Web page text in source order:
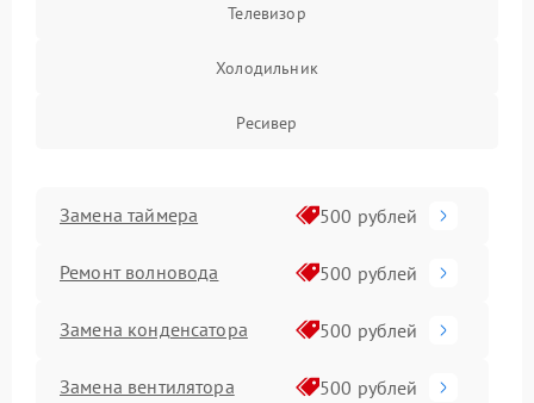
Телевизор
Холодильник
Ресивер
Замена таймера 500 рублей
Ремонт волновода 500 рублей
Замена конденсатора 500 рублей
Замена вентилятора 500 рублей